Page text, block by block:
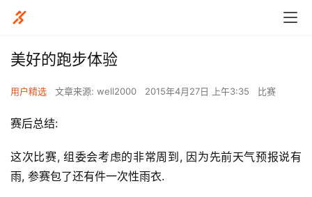
美好的跑步体验
用户精选 文章来源: well2000 2015年4月27日 上午3:35 比赛
赛后总结:
这次比赛, 组委会考虑的非常周到, 因为先前天气预报说有
雨, 参赛包了还有件一次性雨衣.